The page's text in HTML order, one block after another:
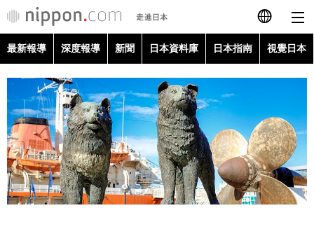
日本語
简体字
Français
Español
最新報導
深度報導
最新報導 深度報導 新聞 日本資料庫 日本指南 視覺日本